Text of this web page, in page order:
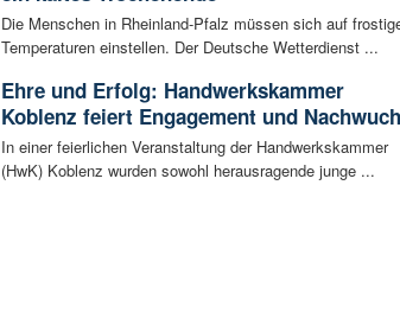
Die Menschen in Rheinland-Pfalz müssen sich auf
Temperaturen einstellen. Der Deutsche Wetterdienst ...
Ehre und Erfolg: Handwerkskammer
Koblenz feiert Engagement und
In einer feierlichen Veranstaltung der Handwerkskammer
(HwK) Koblenz wurden sowohl herausragende junge ...